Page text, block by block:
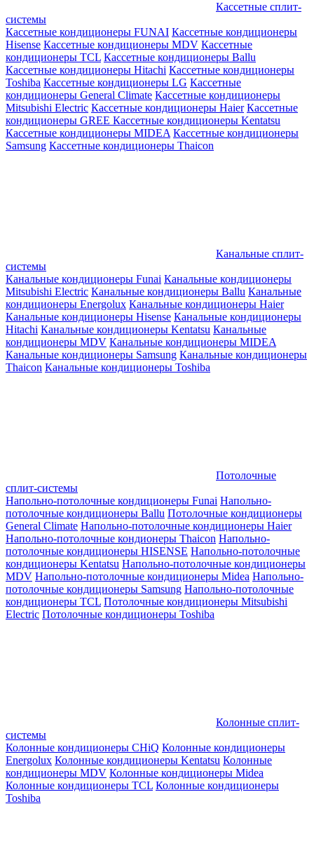
Кассетные сплит-
системы
Кассетные кондиционеры FUNAI Кассетные кондиционеры
Hisense Кассетные кондиционеры MDV Кассетные
кондиционеры TCL Кассетные кондиционеры Ballu
Кассетные кондиционеры Hitachi Кассетные кондиционеры
Toshiba Кассетные кондиционеры LG Кассетные
кондиционеры General Climate Кассетные кондиционеры
Mitsubishi Electric Кассетные кондиционеры Haier Кассетные
кондиционеры GREE Кассетные кондиционеры Kentatsu
Кассетные кондиционеры MIDEA Кассетные кондиционеры
Samsung Кассетные кондиционеры Thaicon
Канальные сплит-
системы
Канальные кондиционеры Funai Канальные кондиционеры
Mitsubishi Electric Канальные кондиционеры Ballu Канальные
кондиционеры Energolux Канальные кондиционеры Haier
Канальные кондиционеры Hisense Канальные кондиционеры
Hitachi Канальные кондиционеры Kentatsu Канальные
кондиционеры MDV Канальные кондиционеры MIDEA
Канальные кондиционеры Samsung Канальные кондиционеры
Thaicon Канальные кондиционеры Toshiba
Потолочные
сплит-системы
Напольно-потолочные кондиционеры Funai Напольно-
потолочные кондиционеры Ballu Потолочные кондиционеры
General Climate Напольно-потолочные кондиционеры Haier
Напольно-потолочные кондионеры Thaicon Напольно-
потолочные кондиционеры HISENSE Напольно-потолочные
кондиционеры Kentatsu Напольно-потолочные кондиционеры
MDV Напольно-потолочные кондиционеры Midea Напольно-
потолочные кондиционеры Samsung Напольно-потолочные
кондиционеры TCL Потолочные кондиционеры Mitsubishi
Electric Потолочные кондиционеры Toshiba
Колонные сплит-
системы
Колонные кондиционеры CHiQ Колонные кондиционеры
Energolux Колонные кондиционеры Kentatsu Колонные
кондиционеры MDV Колонные кондиционеры Midea
Колонные кондиционеры TCL Колонные кондиционеры
Toshiba